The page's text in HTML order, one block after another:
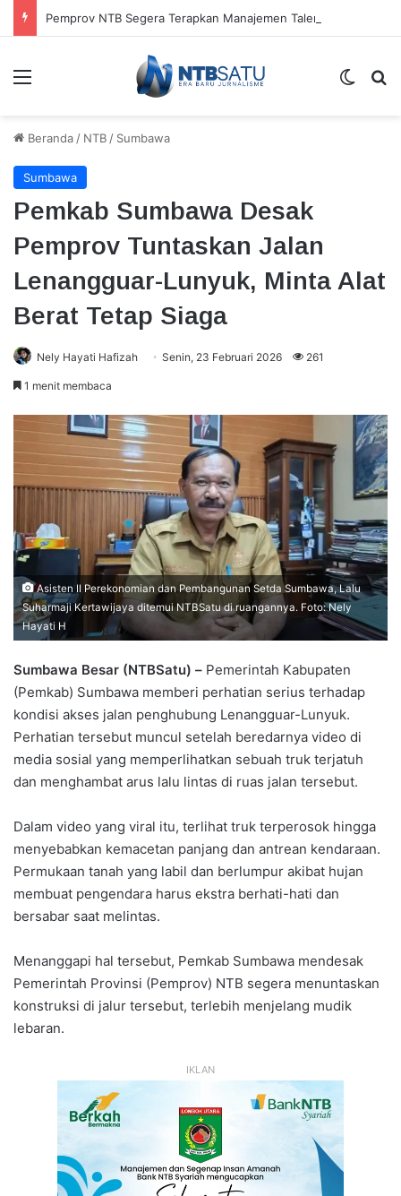
Menu
Beranda / NTB / Sumbawa
Sumbawa
Pemkab Sumbawa Desak
Pemprov Tuntaskan Jalan
Lenangguar-Lunyuk, Minta Alat
Berat Tetap Siaga
Nely Hayati Hafizah Senin, 23 Februari 2026 261
1 menit membaca
Asisten II Perekonomian dan Pembangunan Setda Sumbawa, Lalu
Suharmaji Kertawijaya ditemui NTBSatu di ruangannya. Foto: Nely
Hayati H
Sumbawa Besar (NTBSatu) – Pemerintah Kabupaten
(Pemkab) Sumbawa memberi perhatian serius terhadap
kondisi akses jalan penghubung Lenangguar-Lunyuk.
Perhatian tersebut muncul setelah beredarnya video di
media sosial yang memperlihatkan sebuah truk terjatuh
dan menghambat arus lalu lintas di ruas jalan tersebut.
Dalam video yang viral itu, terlihat truk terperosok hingga
menyebabkan kemacetan panjang dan antrean kendaraan.
Permukaan tanah yang labil dan berlumpur akibat hujan
membuat pengendara harus ekstra berhati-hati dan
bersabar saat melintas.
Menanggapi hal tersebut, Pemkab Sumbawa mendesak
Pemerintah Provinsi (Pemprov) NTB segera menuntaskan
konstruksi di jalur tersebut, terlebih menjelang mudik
lebaran.
IKLAN